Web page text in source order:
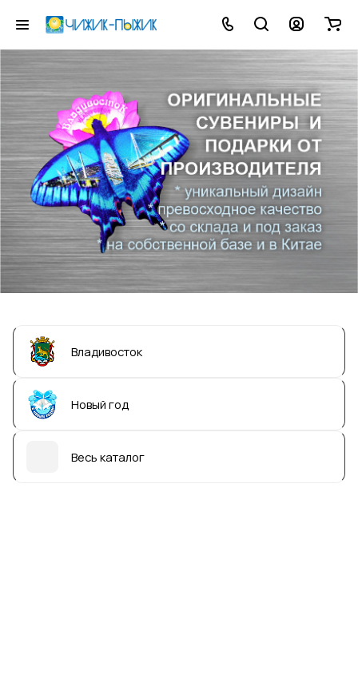
Владивосток
Новый год
Весь каталог